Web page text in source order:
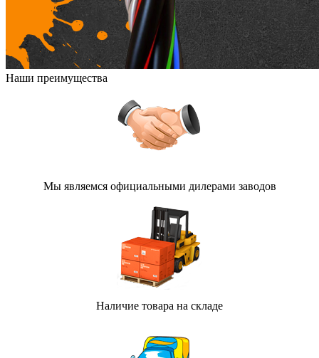
Наши преимущества
Мы являемся официальными дилерами заводов
Наличие товара на складе